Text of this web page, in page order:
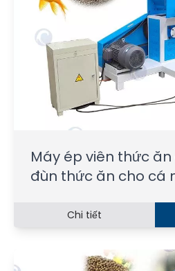
Máy ép viên thức
đùn thức ăn cho cá
Chi tiết